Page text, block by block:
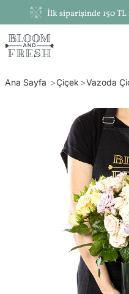
İlk siparişinde 150
Ana Sayfa Çiçek Vazoda